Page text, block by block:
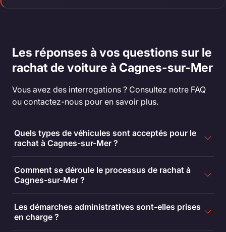
Les réponses à vos questions sur le
rachat de voiture à Cagnes-sur-Mer
Vous avez des interrogations ? Consultez notre FAQ
ou contactez-nous pour en savoir plus.
Quels types de véhicules sont acceptés pour le
rachat à Cagnes-sur-Mer ?
Comment se déroule le processus de rachat à
Cagnes-sur-Mer ?
Les démarches administratives sont-elles prises
en charge ?